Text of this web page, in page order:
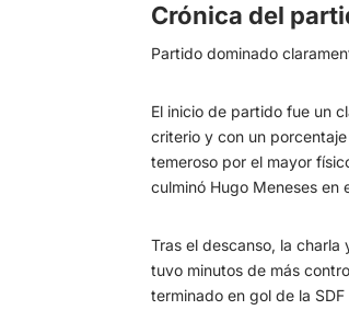
Crónica del
Partido dominado
El inicio de partido fue un
criterio y con un
temeroso por el mayor
culminó Hugo Meneses en
Tras el descanso, la charla
tuvo minutos de más
terminado en gol de la